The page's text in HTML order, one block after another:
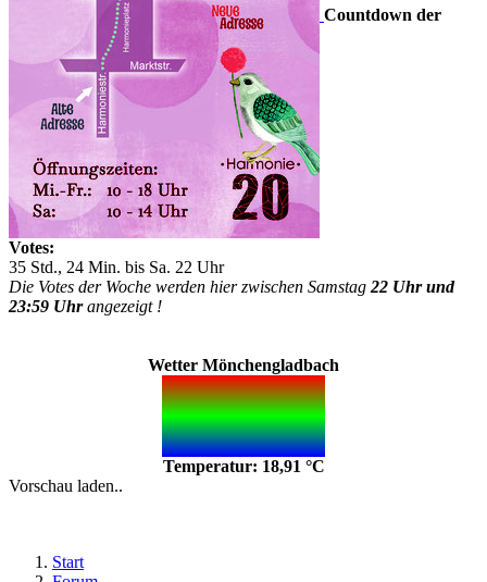
Countdown der
Votes:
35 Std., 24 Min. bis Sa. 22 Uhr
Die Votes der Woche werden hier zwischen Samstag 22 Uhr und
23:59 Uhrangezeigt !
Wetter Mönchengladbach
Temperatur: 18,91 °C
Vorschau laden..
Start